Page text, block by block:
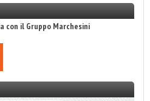
con il Gruppo Marchesini